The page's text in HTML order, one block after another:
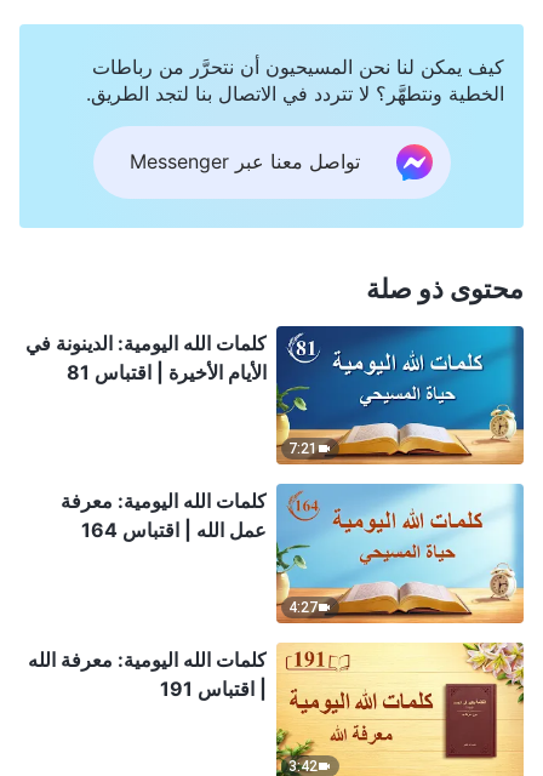
كيف يمكن لنا نحن المسيحيون أن نتحرَّر من رباطات
الخطية ونتطهَّر؟ لا تتردد في الاتصال بنا لتجد الطريق.
تواصل معنا عبر Messenger
محتوى ذو صلة
7:21
كلمات الله اليومية: الدينونة في
الأيام الأخيرة | اقتباس 81
4:27
كلمات الله اليومية: معرفة
عمل الله | اقتباس 164
3:42
كلمات الله اليومية: معرفة الله
| اقتباس 191